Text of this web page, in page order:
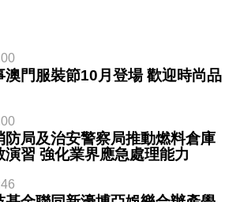
澳門服裝節10月登場 歡迎時尚品
防局及治安警察局推動燃料倉庫
演習 強化業界應急處理能力